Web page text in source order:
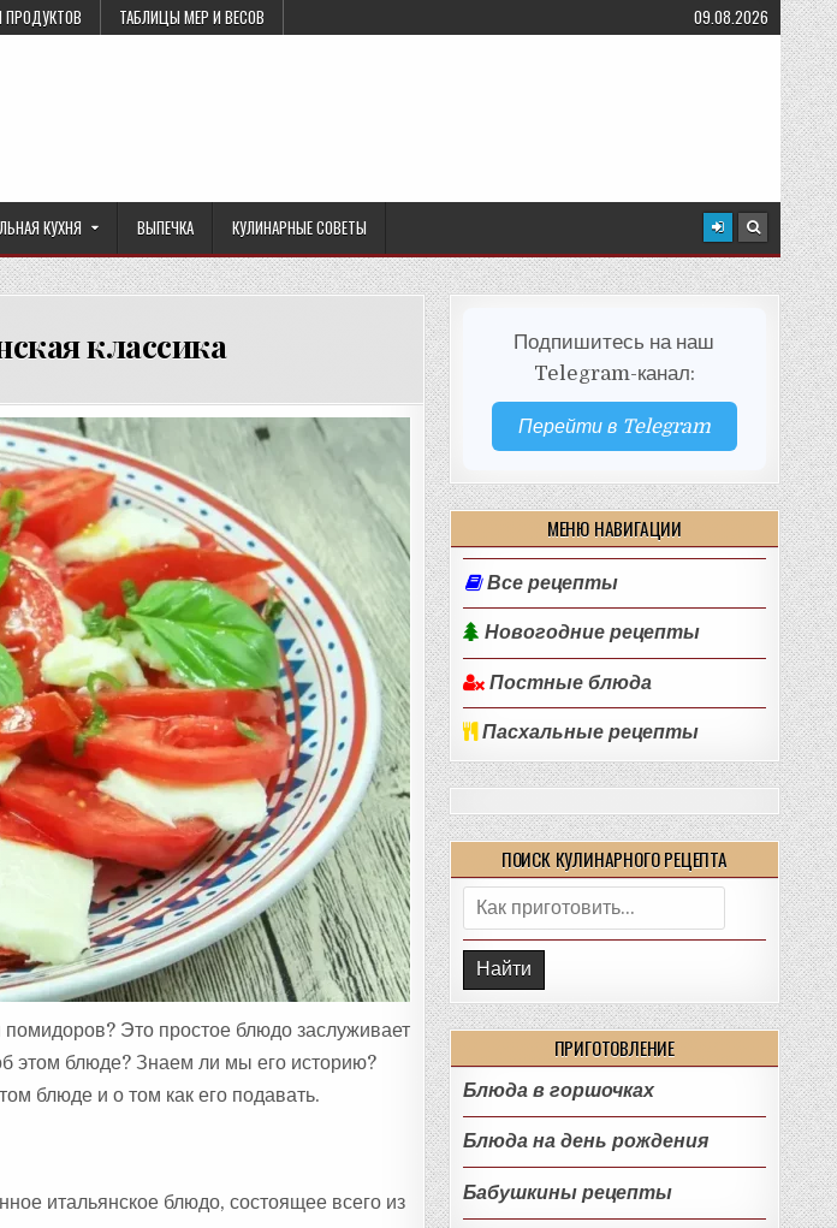
ПРОДУКТОВ ТАБЛИЦЫ МЕР И ВЕСОВ 09.08.2026
КУХНЯ ВЫПЕЧКА КУЛИНАРНЫЕ СОВЕТЫ
классика
Это простое блюдо заслуживает
этом блюде? Знаем ли мы его историю?
блюде и о том как его подавать.
итальянское блюдо, состоящее всего из
Подпишитесь на наш
Telegram-канал:
Перейти в Telegram
МЕНЮ НАВИГАЦИИ
Все рецепты
Новогодние рецепты
Постные блюда
Пасхальные рецепты
ПОИСК КУЛИНАРНОГО РЕЦЕПТА
Поиск:
ПРИГОТОВЛЕНИЕ
Блюда в горшочках
Блюда на день рождения
Бабушкины рецепты